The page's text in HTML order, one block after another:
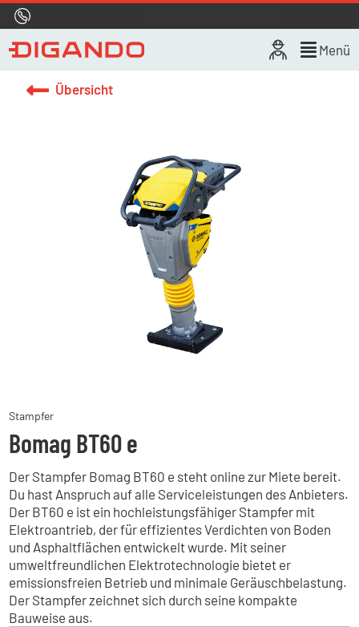
Menü
Übersicht
Stampfer
Bomag BT60 e
Der Stampfer Bomag BT60 e steht online zur Miete bereit.
Du hast Anspruch auf alle Serviceleistungen des Anbieters.
Der BT60 e ist ein hochleistungsfähiger Stampfer mit
Elektroantrieb, der für effizientes Verdichten von Boden
und Asphaltflächen entwickelt wurde. Mit seiner
umweltfreundlichen Elektrotechnologie bietet er
emissionsfreien Betrieb und minimale Geräuschbelastung.
Der Stampfer zeichnet sich durch seine kompakte
Bauweise aus.